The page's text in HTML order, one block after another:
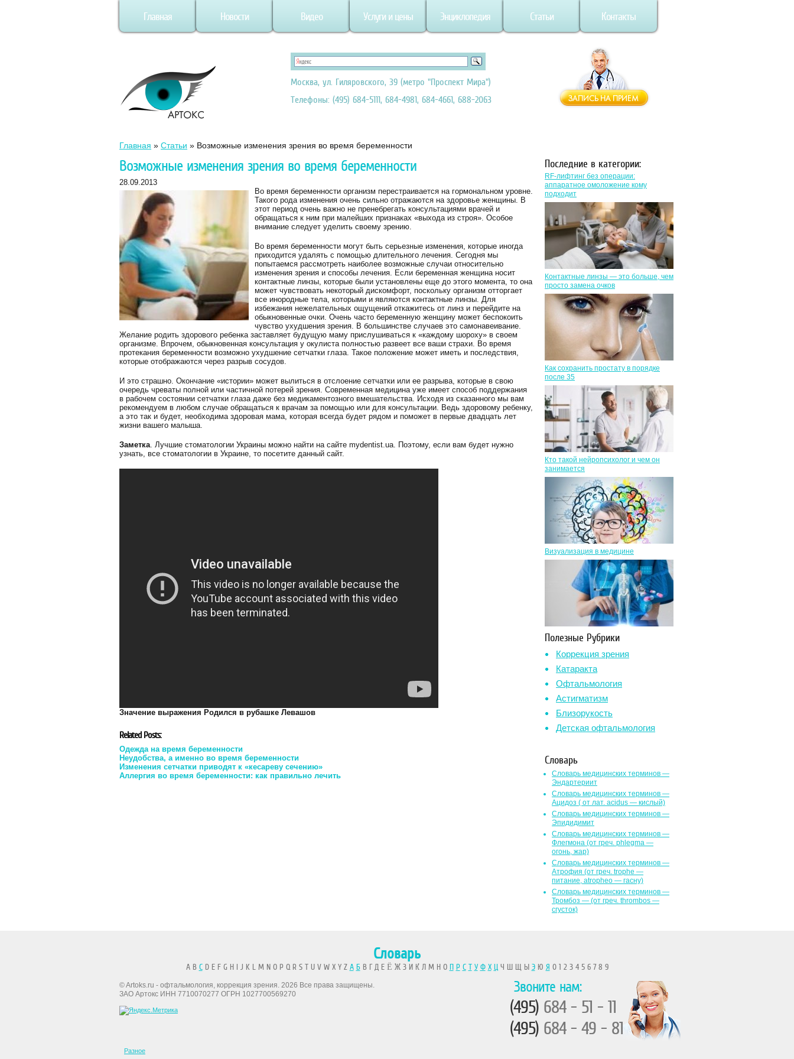
Главная Новости Видео Услуги и цены Энциклопедия Статьи Контакты
Москва, ул. Гиляровского, 39 (метро "Проспект Мира")
Телефоны: (495) 684-5111, 684-4981, 684-4661, 688-2063
Главная » Статьи » Возможные изменения зрения во время беременности
Возможные изменения зрения во время беременности
28.09.2013
Во время беременности организм перестраивается на гормональном уровне.
Такого рода изменения очень сильно отражаются на здоровье женщины. В
этот период очень важно не пренебрегать консультациями врачей и
обращаться к ним при малейших признаках «выхода из строя». Особое
внимание следует уделить своему зрению.
Во время беременности могут быть серьезные изменения, которые иногда
приходится удалять с помощью длительного лечения. Сегодня мы
попытаемся рассмотреть наиболее возможные случаи относительно
изменения зрения и способы лечения. Если беременная женщина носит
контактные линзы, которые были установлены еще до этого момента, то она
может чувствовать некоторый дискомфорт, поскольку организм отторгает
все инородные тела, которыми и являются контактные линзы. Для
избежания нежелательных ощущений откажитесь от линз и перейдите на
обыкновенные очки. Очень часто беременную женщину может беспокоить
чувство ухудшения зрения. В большинстве случаев это самонавеивание.
Желание родить здорового ребенка заставляет будущую маму прислушиваться к «каждому шороху» в своем
организме. Впрочем, обыкновенная консультация у окулиста полностью развеет все ваши страхи. Во время
протекания беременности возможно ухудшение сетчатки глаза. Такое положение может иметь и последствия,
которые отображаются через разрыв сосудов.
И это страшно. Окончание «истории» может вылиться в отслоение сетчатки или ее разрыва, которые в свою
очередь чреваты полной или частичной потерей зрения. Современная медицина уже имеет способ поддержания
в рабочем состоянии сетчатки глаза даже без медикаментозного вмешательства. Исходя из сказанного мы вам
рекомендуем в любом случае обращаться к врачам за помощью или для консультации. Ведь здоровому ребенку,
а это так и будет, необходима здоровая мама, которая всегда будет рядом и поможет в первые двадцать лет
жизни вашего малыша.
Заметка. Лучшие стоматологии Украины можно найти на сайте mydentist.ua. Поэтому, если вам будет нужно
узнать, все стоматологии в Украине, то посетите данный сайт.
Значение выражения Родился в рубашке Левашов
Related Posts:
Одежда на время беременности
Неудобства, а именно во время беременности
Изменения сетчатки приводят к «кесареву сечению»
Аллергия во время беременности: как правильно лечить
Последние в категории:
RF-лифтинг без операции:
аппаратное омоложение кому
подходит
Контактные линзы — это больше, чем
просто замена очков
Как сохранить простату в порядке
после 35
Кто такой нейропсихолог и чем он
занимается
Визуализация в медицине
Полезные Рубрики
Коррекция зрения
Катаракта
Офтальмология
Астигматизм
Близорукость
Детская офтальмология
Словарь
Словарь медицинских терминов —
Эндартериит
Словарь медицинских терминов —
Ацидоз ( от лат. асidus — кислый)
Словарь медицинских терминов —
Эпидидимит
Словарь медицинских терминов —
Флегмона (от гpeч. phlegma —
огонь, жар)
Словарь медицинских терминов —
Атрофия (от греч. trophe —
питание, atropheo — гасну)
Словарь медицинских терминов —
Тромбоз — (от греч. thrombos —
сгусток)
Словарь
A B CD E F G H I J K L M N O P Q R S T U V W X Y Z А БВ Г Д Е Ё Ж З И К Л М Н О П Р С Т У Ф Х ЦЧ Ш Щ Ы ЭЮ Я 0 1 2 3 4 5 6 7 8 9
© Artoks.ru - офтальмология, коррекция зрения. 2026 Все права защищены.
ЗАО Артокс ИНН 7710070277 ОГРН 1027700569270
Звоните нам:
(495) 684 - 51 - 11
(495) 684 - 49 - 81
Разное